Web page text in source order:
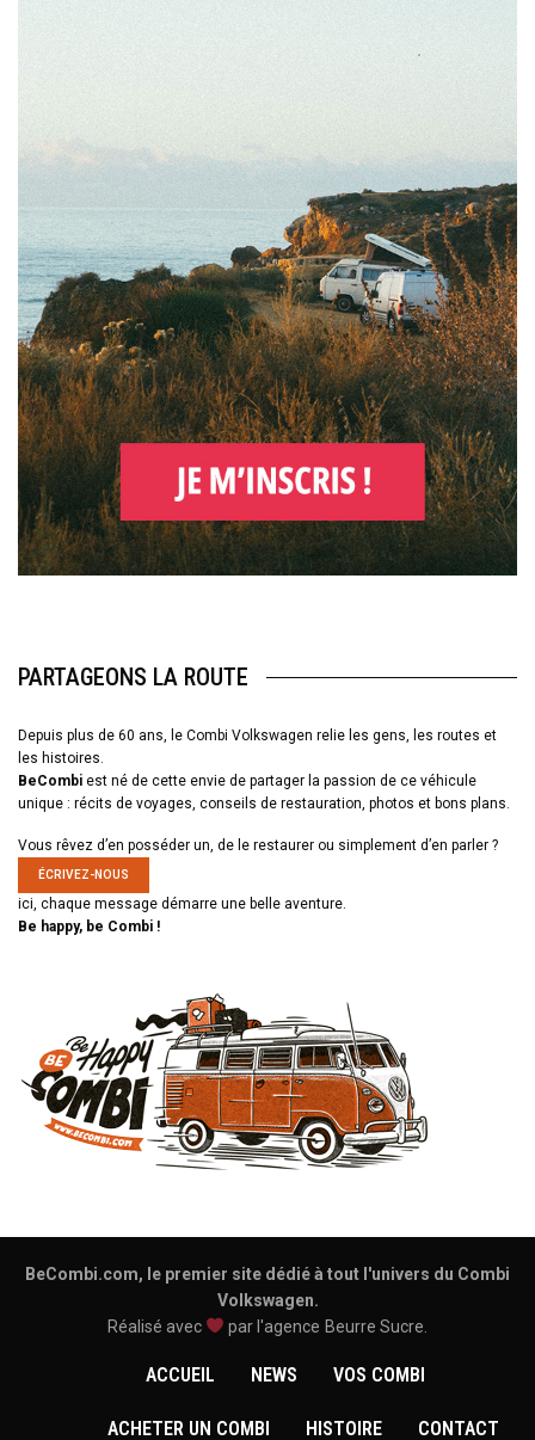
PARTAGEONS LA ROUTE
Depuis plus de 60 ans, le Combi Volkswagen relie les gens, les routes et
les histoires.
BeCombi est né de cette envie de partager la passion de ce véhicule
unique : récits de voyages, conseils de restauration, photos et bons plans.
Vous rêvez d’en posséder un, de le restaurer ou simplement d’en parler ?
ÉCRIVEZ-NOUS
ici, chaque message démarre une belle aventure.
Be happy, be Combi !
BeCombi.com, le premier site dédié à tout l'univers du Combi
Volkswagen.
Réalisé avec
par l'agence Beurre Sucre
ACCUEIL NEWS VOS COMBI
ACHETER UN COMBI HISTOIRE CONTACT